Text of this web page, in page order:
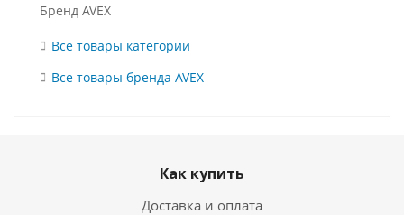
Бренд AVEX
Все товары категории
Все товары бренда AVEX
Как купить
Доставка и оплата